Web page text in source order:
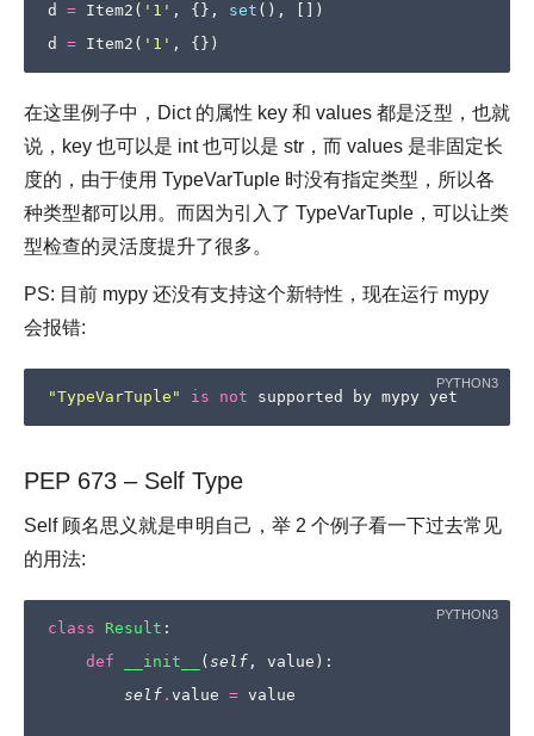
d
= Item2 ( '1' , {}, set (),
[])
d
= Item2 ( '1' , {})
在这里例子中，Dict 的属性 key 和 values 都是泛型，也就
说，key 也可以是 int 也可以是 str，而 values 是非固定长
度的，由于使用 TypeVarTuple 时没有指定类型，所以各
种类型都可以用。而因为引入了 TypeVarTuple，可以让类
型检查的灵活度提升了很多。
PS: 目前 mypy 还没有支持这个新特性，现在运行 mypy
会报错:
"TypeVarTuple" is not supported by mypy yet
PEP 673 – Self Type
Self 顾名思义就是申明自己，举 2 个例子看一下过去常见
的用法:
class Result :
def
__init__ ( self , value ):
self . value = value